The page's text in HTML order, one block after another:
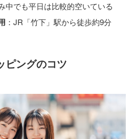
中でも平日は比較的空いている
：JR「竹下」駅から徒歩約9分
ングのコツ